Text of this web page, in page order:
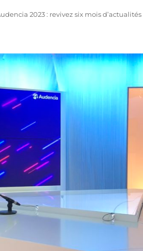
L’IA dans tous ses états
Hyblab
Hermine social media
du Campus
2023 : revivez six mois d’actualités